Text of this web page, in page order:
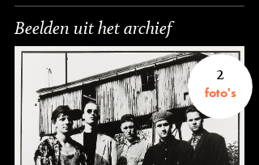
Beelden uit het archief
2
foto's